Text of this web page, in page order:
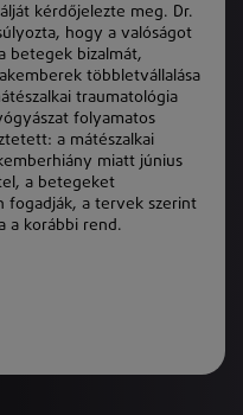
kérdőjelezte meg. Dr.
hogy a valóságot
betegek bizalmát,
többletvállalása
traumatológia
folyamatos
a mátészalkai
miatt június
a betegeket
fogadják, a tervek szerint
a korábbi rend.